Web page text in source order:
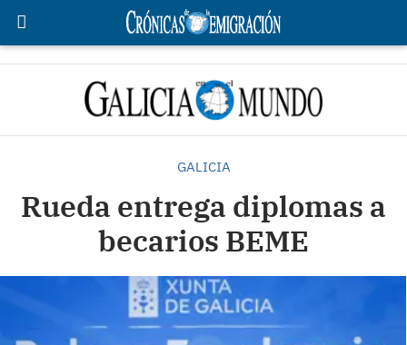
GALICIA
Rueda entrega diplomas a
becarios BEME